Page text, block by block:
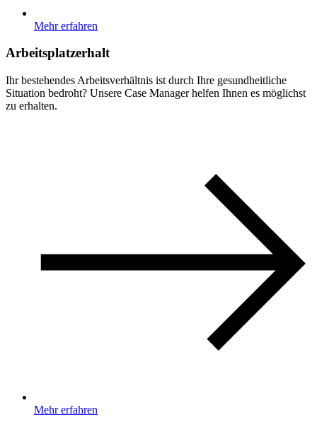
Mehr erfahren
Arbeitsplatzerhalt
Ihr bestehendes Arbeitsverhältnis ist durch Ihre gesundheitliche
Situation bedroht? Unsere Case Manager helfen Ihnen es möglichst
zu erhalten.
Mehr erfahren